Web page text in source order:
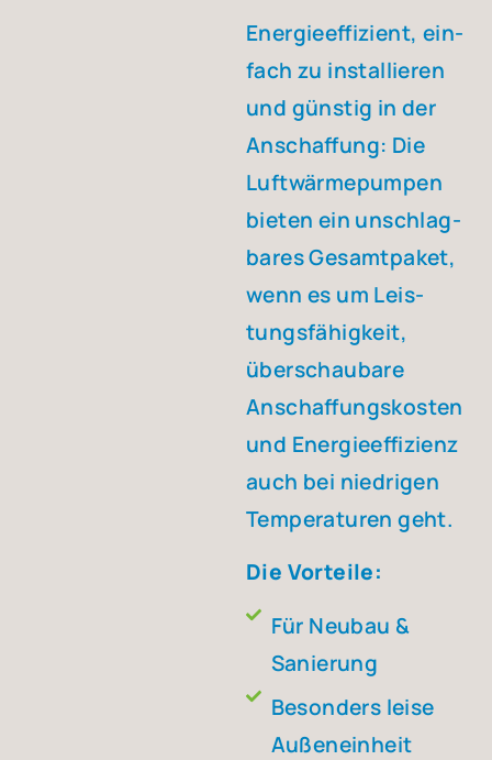
Ener­gie­ef­fi­zi­ent, ein­
fach zu instal­lie­ren
und güns­tig in der
Anschaf­fung: Die
Luft­wär­me­pum­pen
bie­ten ein unschlag­
ba­res Gesamt­pa­ket,
wenn es um Leis­
tungs­fä­hig­keit,
über­schau­ba­re
Anschaf­fungs­kos­ten
und Ener­gie­ef­fi­zi­enz
auch bei nied­ri­gen
Tem­pe­ra­tu­ren geht.
Die Vor­tei­le:
Für Neu­bau &
Sanie­rung
Beson­ders lei­se
Außen­ein­heit